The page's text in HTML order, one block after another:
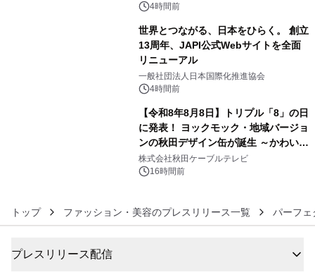
4時間前
世界とつながる、日本をひらく。 創立
13周年、JAPI公式Webサイトを全面
リニューアル
一般社団法人日本国際化推進協会
4時間前
【令和8年8月8日】トリプル「8」の日
に発表！ ヨックモック・地域バージョ
ンの秋田デザイン缶が誕生 ～かわいい
秋田犬の子犬と秋田の四季と名所を巡
るパッケージ～ 9月1日(火)秋田県内で
株式会社秋田ケーブルテレビ
16時間前
トップ ファッション・美容のプレスリリース一覧 パーフェ
プレスリリース配信